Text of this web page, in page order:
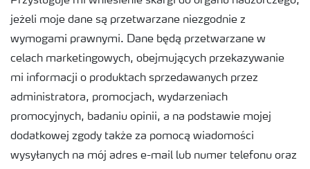
jeżeli moje dane są przetwarzane niezgodnie z
wymogami prawnymi. Dane będą przetwarzane w
celach marketingowych, obejmujących przekazywanie
mi informacji o produktach sprzedawanych przez
administratora, promocjach, wydarzeniach
promocyjnych, badaniu opinii, a na podstawie mojej
dodatkowej zgody także za pomocą wiadomości
wysyłanych na mój adres e-mail lub numer telefonu oraz